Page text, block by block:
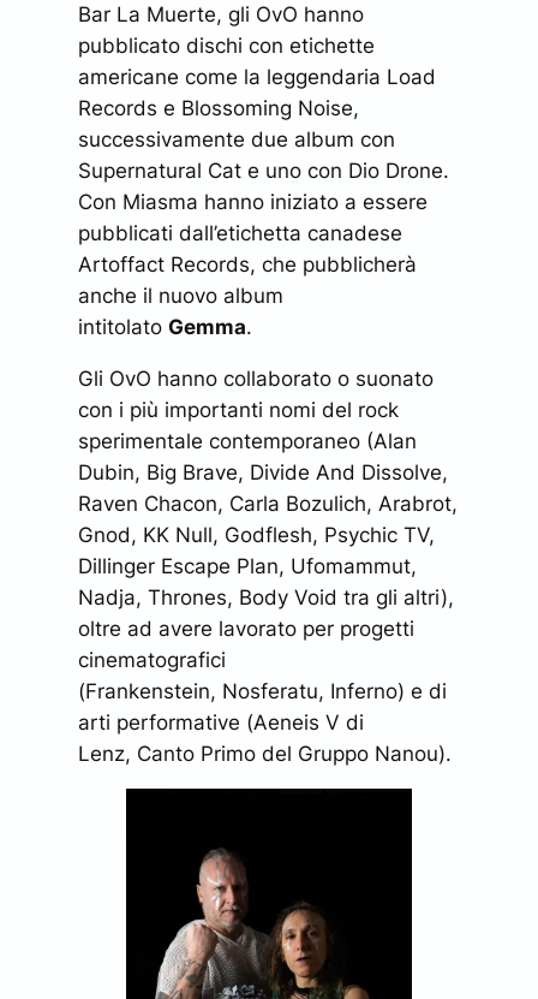
Bar La Muerte, gli OvO hanno
pubblicato dischi con etichette
americane come la leggendaria Load
Records e Blossoming Noise,
successivamente due album con
Supernatural Cat e uno con Dio Drone.
Con Miasma hanno iniziato a essere
pubblicati dall’etichetta canadese
Artoffact Records, che pubblicherà
anche il nuovo album
intitolatoGemma.
Gli OvO hanno collaborato o suonato
con i più importanti nomi del rock
sperimentale contemporaneo (Alan
Dubin, Big Brave, Divide And Dissolve,
Raven Chacon, Carla Bozulich, Arabrot,
Gnod, KK Null, Godflesh, Psychic TV,
Dillinger Escape Plan, Ufomammut,
Nadja, Thrones, Body Void tra gli altri),
oltre ad avere lavorato per progetti
cinematografici
(Frankenstein, Nosferatu, Inferno) e di
arti performative (Aeneis V di
Lenz, Canto Primo del Gruppo Nanou).